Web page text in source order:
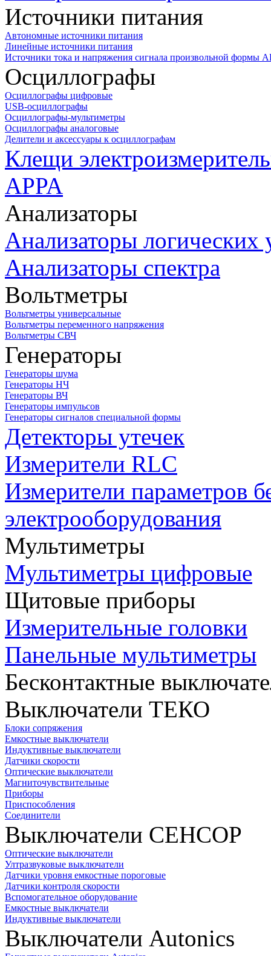
Источники питания
Автономные источники питания
Линейные источники питания
Источники тока и напряжения сигнала произвольной формы
Осциллографы
Осциллографы цифровые
USB-осциллографы
Осциллографы-мультиметры
Осциллографы аналоговые
Делители и аксессуары к осциллографам
Клещи
APPA
Анализаторы
Анализаторы логических
Анализаторы спектра
Вольтметры
Вольтметры универсальные
Вольтметры переменного напряжения
Вольтметры СВЧ
Генераторы
Генераторы шума
Генераторы НЧ
Генераторы ВЧ
Генераторы импульсов
Генераторы сигналов специальной формы
Детекторы утечек
Измерители RLC
Измерители параметров
электрооборудования
Мультиметры
Мультиметры цифровые
Щитовые приборы
Измерительные головки
Панельные мультиметры
Бесконтактные
Выключатели ТЕКО
Блоки сопряжения
Емкостные выключатели
Индуктивные выключатели
Датчики скорости
Оптические выключатели
Магниточувствительные
Приборы
Приспособления
Соединители
Выключатели СЕНСОР
Оптические выключатели
Ултразвуковые выключатели
Датчики уровня емкостные пороговые
Датчики контроля скорости
Вспомогательное оборудование
Емкостные выключатели
Индуктивные выключатели
Выключатели Autonics